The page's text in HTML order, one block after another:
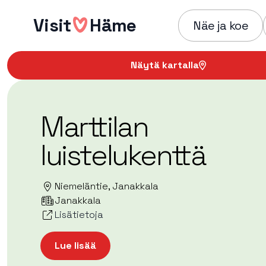
sisältöönVisit Häme Näe ja koe
Näytä kartalla
Marttilan
luistelukenttä
Niemeläntie, Janakkala
Janakkala
Lisätietoja
Lue lisää